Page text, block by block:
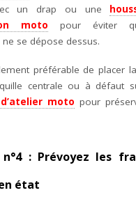
un drap ou une
moto pour éviter
se dépose dessus.
préférable de placer
centrale ou à défaut
moto pour
n°4 : Prévoyez les
état